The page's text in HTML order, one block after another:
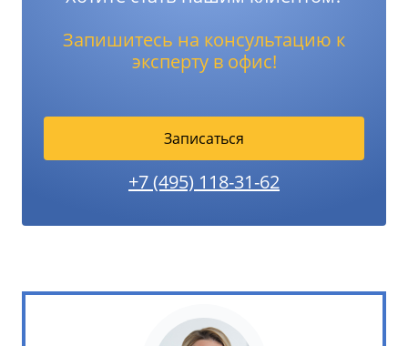
Запишитесь на консультацию к
эксперту в офис!
Записаться
+7 (495) 118-31-62